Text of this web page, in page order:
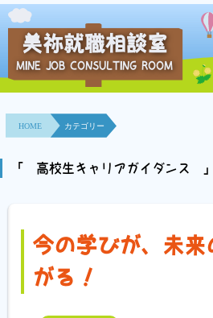
事業所紹介
利用者の声
地域連携事業
美祢就職相談室
MINE JOB CONSULTING ROOM
HOME カテゴリー
「 高校生キャリアガイダンス
今の学びが、未来
がる！